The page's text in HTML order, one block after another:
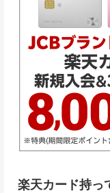
楽天カード持っ